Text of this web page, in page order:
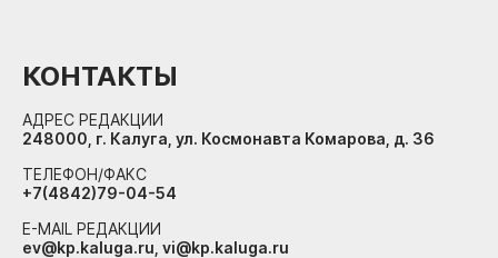
КОНТАКТЫ
АДРЕС РЕДАКЦИИ
248000, г. Калуга, ул. Космонавта Комарова, д. 36
ТЕЛЕФОН/ФАКС
+7(4842)79-04-54
E-MAIL РЕДАКЦИИ
ev@kp.kaluga.ru, vi@kp.kaluga.ru